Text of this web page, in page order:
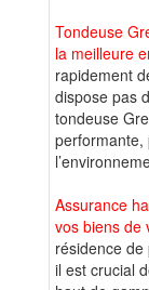
Tondeuse
la meilleure
rapidement
dispose pas
tondeuse
performante,
Assurance
vos biens de
résidence
il est crucial